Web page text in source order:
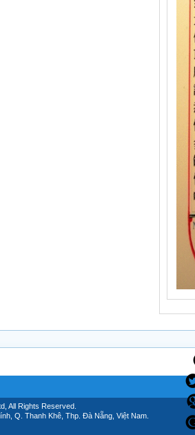
All Rights Reserved.
Q. Thanh Khê, Thp. Đà Nẵng, Việt Nam.